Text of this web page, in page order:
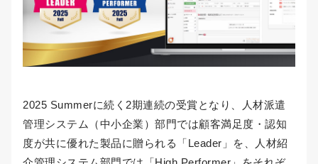
2025 Summerに続く2期連続の受賞となり、人材派遣
管理システム（中小企業）部門では顧客満足度・認知
度が共に優れた製品に贈られる「Leader」を、人材紹